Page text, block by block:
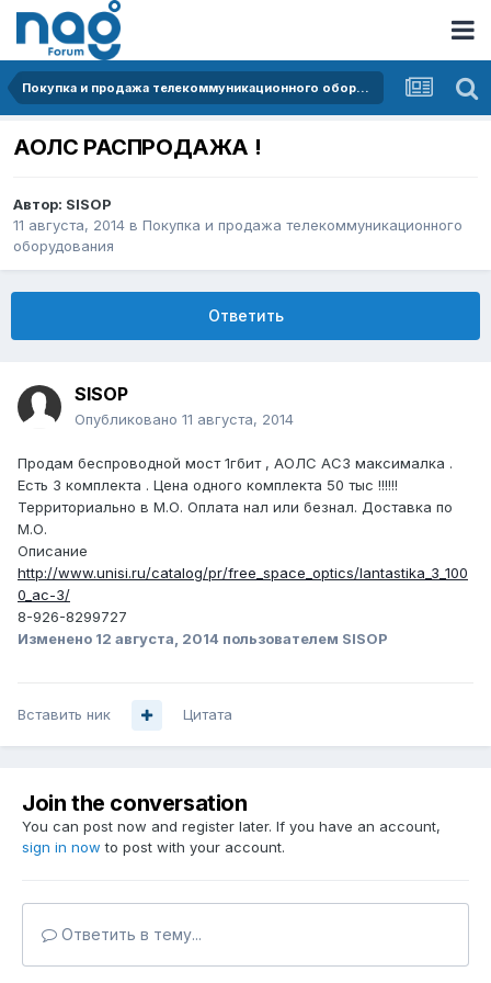
Покупка и продажа телекоммуникационного оборудования
АОЛС РАСПРОДАЖА !
Автор: SISOP
11 августа, 2014 в Покупка и продажа телекоммуникационного
оборудования
Ответить
SISOP
Опубликовано 11 августа, 2014
Продам беспроводной мост 1гбит , АОЛС АС3 максималка .
Есть 3 комплекта . Цена одного комплекта 50 тыс !!!!!!
Территориально в М.О. Оплата нал или безнал. Доставка по
М.О.
Описание
http://www.unisi.ru/catalog/pr/free_space_optics/lantastika_3_100
0_ac-3/
8-926-8299727
Изменено 12 августа, 2014 пользователем SISOP
Вставить ник Цитата
Join the conversation
You can post now and register later. If you have an account,
sign in now to post with your account.
Ответить в тему...